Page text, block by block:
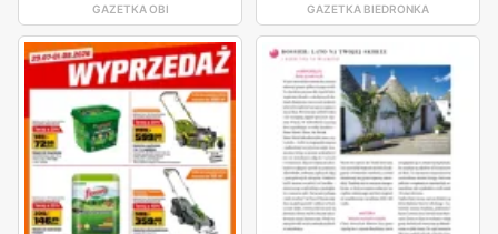
GAZETKA OBI GAZETKA BIEDRONKA